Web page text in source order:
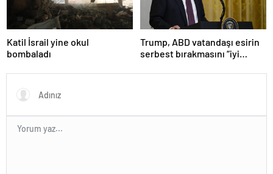
Katil İsrail yine okul
bombaladı
Trump, ABD vatandaşı esirin
serbest bırakmasını “iyi
olarak değerlendirdi